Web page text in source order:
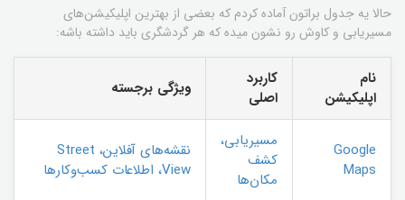
حالا یه جدول براتون آماده کردم که بعضی از بهترین اپلیکیشن‌های
مسیریابی و کاوش رو نشون میده که هر گردشگری باید داشته باشه:
نام
اپلیکیشن
کاربرد
اصلی
ویژگی برجسته
Google
Maps
مسیریابی،
کشف
مکان‌ها
نقشه‌های آفلاین، Street
View، اطلاعات کسب‌وکارها